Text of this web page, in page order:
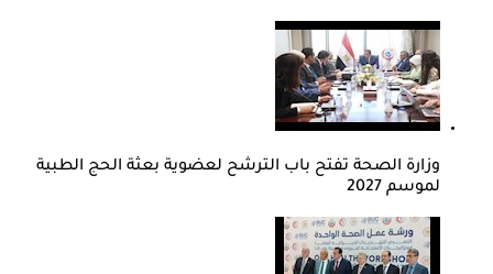
وزارة الصحة تفتح باب الترشح لعضوية بعثة الحج الطبية
لموسم 2027